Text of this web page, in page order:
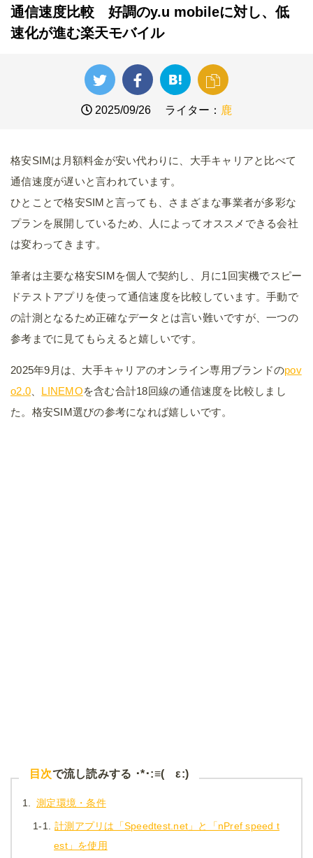
通信速度比較 好調のy.u mobileに対し、低
速化が進む楽天モバイル
2025/09/26 ライター： 鹿
格安SIMは月額料金が安い代わりに、大手キャリアと比べて
通信速度が遅いと言われています。
ひとことで格安SIMと言っても、さまざまな事業者が多彩な
プランを展開しているため、人によってオススメできる会社
は変わってきます。
筆者は主要な格安SIMを個人で契約し、月に1回実機でスピー
ドテストアプリを使って通信速度を比較しています。手動で
の計測となるため正確なデータとは言い難いですが、一つの
参考までに見てもらえると嬉しいです。
2025年9月は、大手キャリアのオンライン専用ブランドのpov
o2.0
LINEMOを含む合計18回線の通信速度を比較しまし
た。格安SIM選びの参考になれば嬉しいです。
目次で流し読みする ･*･:≡( ε:)
1. 測定環境・条件
1-1. 計測アプリは「Speedtest.net」と「nPref speed t
est」を使用